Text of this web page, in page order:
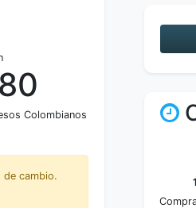
Colombianos
de cambio.